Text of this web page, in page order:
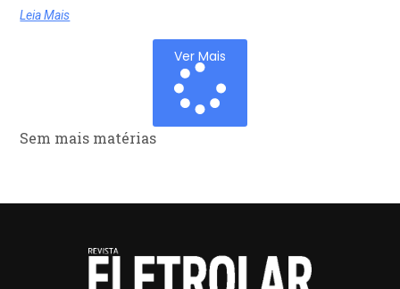
Leia Mais
Ver Mais
Sem mais matérias